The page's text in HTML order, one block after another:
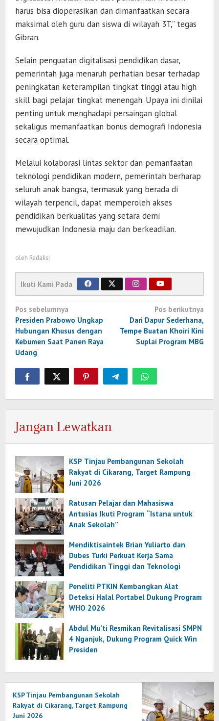
harus bisa dioperasikan dan dimanfaatkan secara
maksimal oleh guru dan siswa di wilayah 3T,” tegas
Gibran.
Selain penguatan digitalisasi pendidikan dasar,
pemerintah juga menaruh perhatian besar terhadap
peningkatan keterampilan tingkat tinggi atau high
skill bagi pelajar tingkat menengah. Upaya ini dinilai
penting untuk menghadapi persaingan global
sekaligus memanfaatkan bonus demografi Indonesia
secara optimal.
Melalui kolaborasi lintas sektor dan pemanfaatan
teknologi pendidikan modern, pemerintah berharap
seluruh anak bangsa, termasuk yang berada di
wilayah terpencil, dapat memperoleh akses
pendidikan berkualitas yang setara demi
mewujudkan Indonesia maju dan berkeadilan.
oleh Redaksi
Ikuti Kami Pada
Navigasi
pos
Pos sebelumnya
Presiden Prabowo Ungkap
Hubungan Khusus dengan
Kebumen Saat Panen Raya
Udang
Pos berikutnya
Dari Dapur Sederhana,
Tempe Buatan Khoiri Kini
Suplai Program MBG
Jangan Lewatkan
KSP Tinjau Pembangunan Sekolah
Rakyat di Cikarang, Target Rampung
Juni 2026
Ratusan Pelajar dan Mahasiswa
Antusias Ikuti Program “Istana untuk
Anak Sekolah”
Mendiktisaintek Brian Yuliarto dan
Dubes Turki Perkuat Kerja Sama
Pendidikan Tinggi dan Teknologi
Peneliti PTKIN Kembangkan Alat
Deteksi Halal Portabel Dukung Program
WHO 2026
Abdul Mu’ti Resmikan Revitalisasi SMPN
4 Nganjuk, Dukung Program Quick Win
Presiden
KSP Tinjau Pembangunan Sekolah
Rakyat di Cikarang, Target Rampung
Juni 2026